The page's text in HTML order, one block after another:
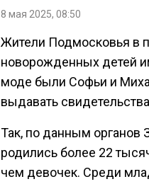
8 мая 2025, 08:50
Жители Подмосковья в
новорожденных детей
моде были Софьи и
выдавать
Так, по данным органов
родились более 22
чем девочек. Среди